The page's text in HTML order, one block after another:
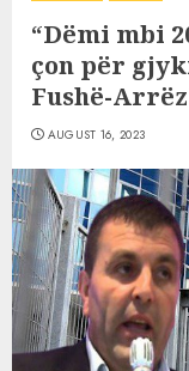
“Dëmi mbi
çon për
Fushë-
AUGUST 16, 2023